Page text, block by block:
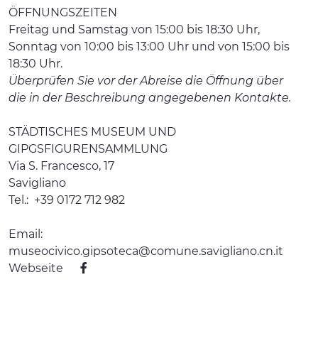
ÖFFNUNGSZEITEN
Freitag und Samstag von 15:00 bis 18:30 Uhr,
Sonntag von 10:00 bis 13:00 Uhr und von 15:00 bis
18:30 Uhr.
Überprüfen Sie vor der Abreise die Öffnung über
die in der Beschreibung angegebenen Kontakte.
STÄDTISCHES MUSEUM UND
GIPGSFIGURENSAMMLUNG
Via S. Francesco, 17
Savigliano
Tel.: +39 0172 712 982
Email:
museocivico.gipsoteca@comune.savigliano.cn.it
Webseite